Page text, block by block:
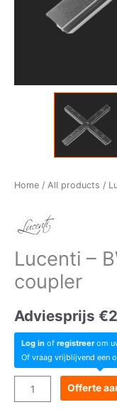
Home / All products /
Lucenti –
coupler
Adviesprijs €
Log in of registreerom
Of vraag vrijblijvend een
Lucenti
-
Offerte